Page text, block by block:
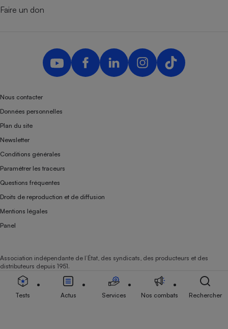
Faire un don
Nous contacter
Données personnelles
Plan du site
Newsletter
Conditions générales
Paramétrer les traceurs
Questions fréquentes
Droits de reproduction et de diffusion
Mentions légales
Panel
Association indépendante de l’État, des syndicats, des producteurs et des
distributeurs depuis 1951.
Tests Actus Services Nos combats Rechercher